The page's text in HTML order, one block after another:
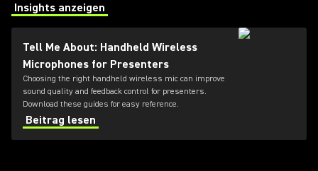
Insights anzeigen
(Opens in a new tab)
Tell Me About: Handheld Wireless
Microphones for Presenters
Choosing the right handheld wireless mic can improve
sound quality and feedback control for presenters.
Download these guides for easy reference.
Beitrag lesen